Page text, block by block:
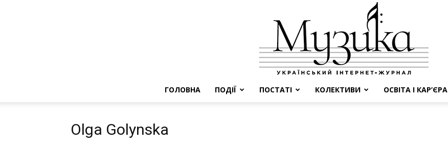
ГОЛОВНА ПОДІЇ ПОСТАТІ КОЛЕКТИВИ ОСВІТА І КАР’ЄРА
Olga Golynska